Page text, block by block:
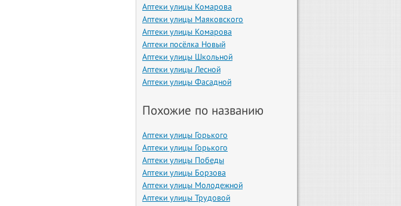
Аптеки улицы Комарова
Аптеки улицы Маяковского
Аптеки улицы Комарова
Аптеки посёлка Новый
Аптеки улицы Школьной
Аптеки улицы Лесной
Аптеки улицы Фасадной
Похожие по названию
Аптеки улицы Горького
Аптеки улицы Горького
Аптеки улицы Победы
Аптеки улицы Борзова
Аптеки улицы Молодежной
Аптеки улицы Трудовой